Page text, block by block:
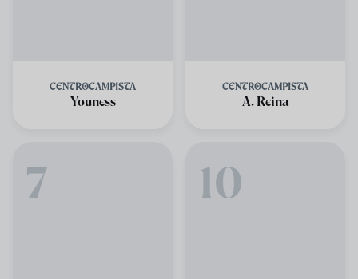
CENTROCAMPISTA
Youness
CENTROCAMPISTA
A. Reina
7 10